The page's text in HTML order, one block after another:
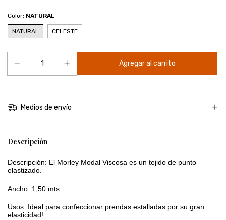
Color: NATURAL
NATURAL CELESTE
Medios de envío
Descripción
Descripción: El Morley Modal Viscosa es un tejido de punto
elastizado.
Ancho: 1,50 mts.
Usos: Ideal para confeccionar prendas estalladas por su gran
elasticidad!